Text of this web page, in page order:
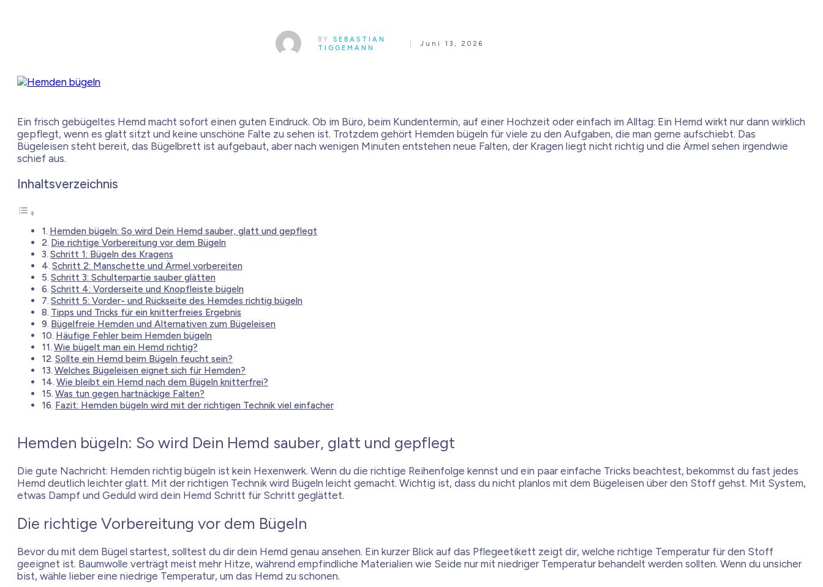
BYSEBASTIAN
TIGGEMANN
Juni 13, 2026
Ein frisch gebügeltes Hemd macht sofort einen guten Eindruck. Ob im Büro, beim Kundentermin, auf einer Hochzeit oder einfach im Alltag: Ein Hemd wirkt nur dann wirklich
gepflegt, wenn es glatt sitzt und keine unschöne Falte zu sehen ist. Trotzdem gehört Hemden bügeln für viele zu den Aufgaben, die man gerne aufschiebt. Das
Bügeleisen steht bereit, das Bügelbrett ist aufgebaut, aber nach wenigen Minuten entstehen neue Falten, der Kragen liegt nicht richtig und die Ärmel sehen irgendwie
schief aus.
Inhaltsverzeichnis
Hemden bügeln: So wird Dein Hemd sauber, glatt und gepflegt
Die richtige Vorbereitung vor dem Bügeln
Schritt 1: Bügeln des Kragens
Schritt 2: Manschette und Ärmel vorbereiten
Schritt 3: Schulterpartie sauber glätten
Schritt 4: Vorderseite und Knopfleiste bügeln
Schritt 5: Vorder- und Rückseite des Hemdes richtig bügeln
Tipps und Tricks für ein knitterfreies Ergebnis
Bügelfreie Hemden und Alternativen zum Bügeleisen
Häufige Fehler beim Hemden bügeln
Wie bügelt man ein Hemd richtig?
Sollte ein Hemd beim Bügeln feucht sein?
Welches Bügeleisen eignet sich für Hemden?
Wie bleibt ein Hemd nach dem Bügeln knitterfrei?
Was tun gegen hartnäckige Falten?
Fazit: Hemden bügeln wird mit der richtigen Technik viel einfacher
Hemden bügeln: So wird Dein Hemd sauber, glatt und gepflegt
Die gute Nachricht: Hemden richtig bügeln ist kein Hexenwerk. Wenn du die richtige Reihenfolge kennst und ein paar einfache Tricks beachtest, bekommst du fast jedes
Hemd deutlich leichter glatt. Mit der richtigen Technik wird Bügeln leicht gemacht. Wichtig ist, dass du nicht planlos mit dem Bügeleisen über den Stoff gehst. Mit System,
etwas Dampf und Geduld wird dein Hemd Schritt für Schritt geglättet.
Die richtige Vorbereitung vor dem Bügeln
Bevor du mit dem Bügel startest, solltest du dir dein Hemd genau ansehen. Ein kurzer Blick auf das Pflegeetikett zeigt dir, welche richtige Temperatur für den Stoff
geeignet ist. Baumwolle verträgt meist mehr Hitze, während empfindliche Materialien wie Seide nur mit niedriger Temperatur behandelt werden sollten. Wenn du unsicher
bist, wähle lieber eine niedrige Temperatur, um das Hemd zu schonen.